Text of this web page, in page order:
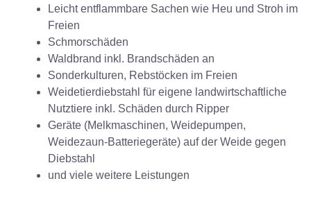
Leicht entflammbare Sachen wie Heu und Stroh im
Freien
Schmorschäden
Waldbrand inkl. Brandschäden an
Sonderkulturen, Rebstöcken im Freien
Weidetierdiebstahl für eigene landwirtschaftliche
Nutztiere inkl. Schäden durch Ripper
Geräte (Melkmaschinen, Weidepumpen,
Weidezaun-Batteriegeräte) auf der Weide gegen
Diebstahl
und viele weitere Leistungen